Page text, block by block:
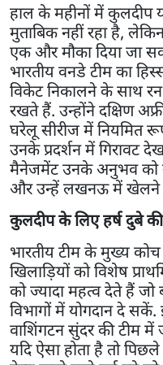
हाल के महीनों में कुलदीप
मुताबिक नहीं रहा है,
एक और मौका दिया जा
भारतीय वनडे टीम का
विकेट निकालने के साथ रन
रखते हैं. उन्होंने दक्षिण
घरेलू सीरीज में नियमित
उनके प्रदर्शन में गिरावट
मैनेजमेंट उनके अनुभव को
और उन्हें लखनऊ में खेलने
कुलदीप के लिए हर्ष दुबे
भारतीय टीम के मुख्य
खिलाड़ियों को विशेष
को ज्यादा महत्व देते हैं
विभागों में योगदान दे
वाशिंगटन सुंदर की टीम
यदि ऐसा होता है तो